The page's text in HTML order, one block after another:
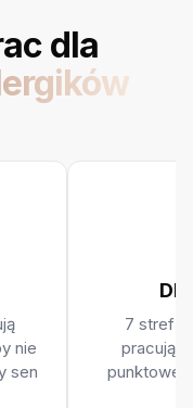
dla
nie
sen
7 stref
punktowe